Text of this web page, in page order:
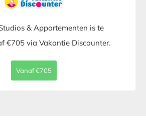
& Appartementen is te
€705 via Vakantie Discounter.
Vanaf €705